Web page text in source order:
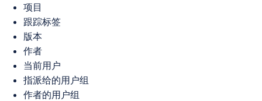
项目
跟踪标签
版本
作者
当前用户
指派给的用户组
作者的用户组